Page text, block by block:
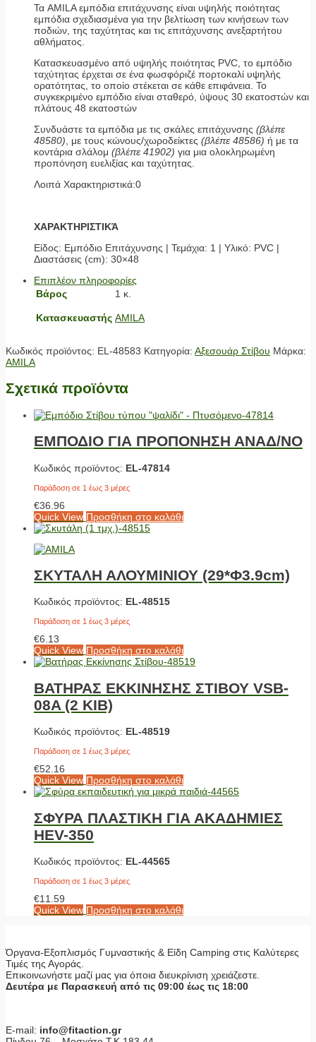
Τα AMILA εμπόδια επιτάχυνσης είναι υψηλής ποιότητας
εμπόδια σχεδιασμένα για την βελτίωση των κινήσεων των
ποδιών, της ταχύτητας και τις επιτάχυνσης ανεξαρτήτου
αθλήματος.
Κατασκευασμένο από υψηλής ποιότητας PVC, το εμπόδιο
ταχύτητας έρχεται σε ένα φωσφόριζέ πορτοκαλί υψηλής
ορατότητας, το οποίο στέκεται σε κάθε επιφάνεια. Το
συγκεκριμένο εμπόδιο είναι σταθερό, ύψους 30 εκατοστών και
πλάτους 48 εκατοστών
Συνδυάστε τα εμπόδια με τις σκάλες επιτάχυνσης (βλέπε
48580) , με τους κώνους/χωροδείκτες (βλέπε 48586) ή με τα
κοντάρια σλάλομ (βλέπε 41902) για μια ολοκληρωμένη
προπόνηση ευελιξίας και ταχύτητας.
Λοιπά Χαρακτηριστικά:0
ΧΑΡΑΚΤΗΡΙΣΤΙΚΆ
Είδος: Εμπόδιο Επιτάχυνσης | Τεμάχια: 1 | Υλικό: PVC |
Διαστάσεις (cm): 30×48
Επιπλέον πληροφορίες
Βάρος
1 κ.
Κατασκευαστής AMILA
Κωδικός προϊόντος: EL-48583 Κατηγορία: Αξεσουάρ Στίβου Μάρκα:
AMILA
Σχετικά προϊόντα
ΕΜΠΟΔΙΟ ΓΙΑ ΠΡΟΠΟΝΗΣΗ ΑΝΑΔ/ΝΟ
Κωδικός προϊόντος: EL-47814
Παράδοση σε 1 έως 3 μέρες
€36.96
Quick View Προσθήκη στο καλάθι
ΣΚΥΤΑΛΗ ΑΛΟΥΜΙΝΙΟΥ (29*Φ3.9cm)
Κωδικός προϊόντος: EL-48515
Παράδοση σε 1 έως 3 μέρες
€6.13
Quick View Προσθήκη στο καλάθι
ΒΑΤΗΡΑΣ ΕΚΚΙΝΗΣΗΣ ΣΤΙΒΟΥ VSB-
08A (2 ΚΙΒ)
Κωδικός προϊόντος: EL-48519
Παράδοση σε 1 έως 3 μέρες
€52.16
Quick View Προσθήκη στο καλάθι
ΣΦΥΡΑ ΠΛΑΣΤΙΚΗ ΓΙΑ ΑΚΑΔΗΜΙΕΣ
HEV-350
Κωδικός προϊόντος: EL-44565
Παράδοση σε 1 έως 3 μέρες
€11.59
Quick View Προσθήκη στο καλάθι
Όργανα-Εξοπλισμός Γυμναστικής & Είδη Camping στις Καλύτερες
Τιμές της Αγοράς.
Επικοινωνήστε μαζί μας για όποια διευκρίνιση χρειάζεστε.
Δευτέρα με Παρασκευή από τις 09:00 έως τις 18:00
E-mail: info@fitaction.gr